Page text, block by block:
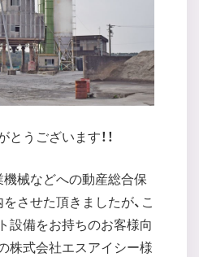
うございます！！
機械などへの動産総合保
させた頂きましたが、こ
設備をお持ちのお客様向
株式会社エスアイシー様